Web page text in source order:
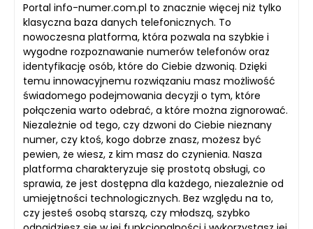
Portal info-numer.com.pl to znacznie więcej niż tylko
klasyczna baza danych telefonicznych. To
nowoczesna platforma, która pozwala na szybkie i
wygodne rozpoznawanie numerów telefonów oraz
identyfikację osób, które do Ciebie dzwonią. Dzięki
temu innowacyjnemu rozwiązaniu masz możliwość
świadomego podejmowania decyzji o tym, które
połączenia warto odebrać, a które można zignorować.
Niezależnie od tego, czy dzwoni do Ciebie nieznany
numer, czy ktoś, kogo dobrze znasz, możesz być
pewien, że wiesz, z kim masz do czynienia. Nasza
platforma charakteryzuje się prostotą obsługi, co
sprawia, że jest dostępna dla każdego, niezależnie od
umiejętności technologicznych. Bez względu na to,
czy jesteś osobą starszą, czy młodszą, szybko